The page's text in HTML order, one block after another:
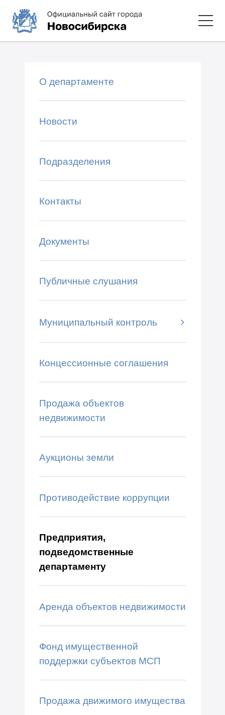
О департаменте
Новости
Подразделения
Контакты
Документы
Публичные слушания
Муниципальный контроль
Концессионные соглашения
Продажа объектов
недвижимости
Аукционы земли
Противодействие коррупции
Предприятия,
подведомственные
департаменту
Аренда объектов недвижимости
Фонд имущественной
поддержки субъектов МСП
Продажа движимого имущества